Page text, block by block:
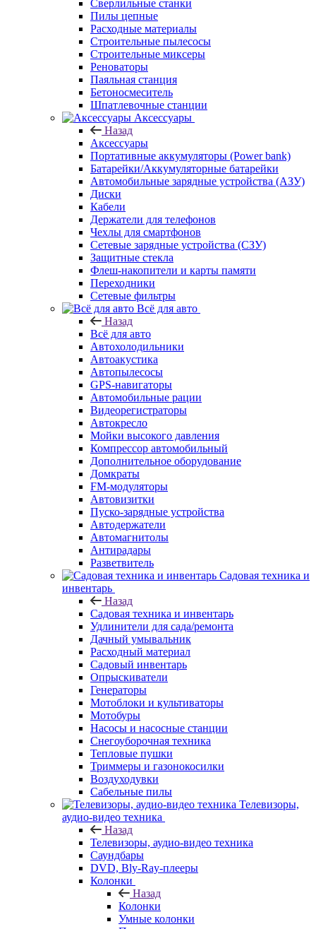
Сверлильные станки
Пилы цепные
Расходные материалы
Строительные пылесосы
Строительные миксеры
Реноваторы
Паяльная станция
Бетоносмеситель
Шпатлевочные станции
Аксессуары
Назад
Аксессуары
Портативные аккумуляторы (Power bank)
Батарейки/Аккумуляторные батарейки
Автомобильные зарядные устройства (АЗУ)
Диски
Кабели
Держатели для телефонов
Чехлы для смартфонов
Сетевые зарядные устройства (СЗУ)
Защитные стекла
Флеш-накопители и карты памяти
Переходники
Сетевые фильтры
Всё для авто
Назад
Всё для авто
Автохолодильники
Автоакустика
Автопылесосы
GPS-навигаторы
Автомобильные рации
Видеорегистраторы
Автокресло
Мойки высокого давления
Компрессор автомобильный
Дополнительное оборудование
Домкраты
FM-модуляторы
Автовизитки
Пуско-зарядные устройства
Автодержатели
Автомагнитолы
Антирадары
Разветвитель
Садовая техника и
инвентарь
Назад
Садовая техника и инвентарь
Удлинители для сада/ремонта
Дачный умывальник
Расходный материал
Садовый инвентарь
Опрыскиватели
Генераторы
Мотоблоки и культиваторы
Мотобуры
Насосы и насосные станции
Снегоуборочная техника
Тепловые пушки
Триммеры и газонокосилки
Воздуходувки
Сабельные пилы
Телевизоры,
аудио-видео техника
Назад
Телевизоры, аудио-видео техника
Саундбары
DVD, Bly-Ray-плееры
Колонки
Назад
Колонки
Умные колонки